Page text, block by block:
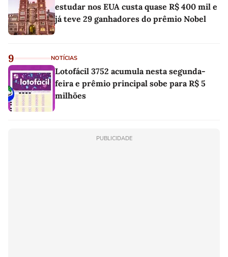
estudar nos EUA custa quase R$ 400 mil e
já teve 29 ganhadores do prêmio Nobel
9 NOTÍCIAS
Lotofácil 3752 acumula nesta segunda-
feira e prêmio principal sobe para R$ 5
milhões
PUBLICIDADE